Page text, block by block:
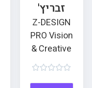
זבריץ'
Z-DESIGN
PRO Vision
& Creative




